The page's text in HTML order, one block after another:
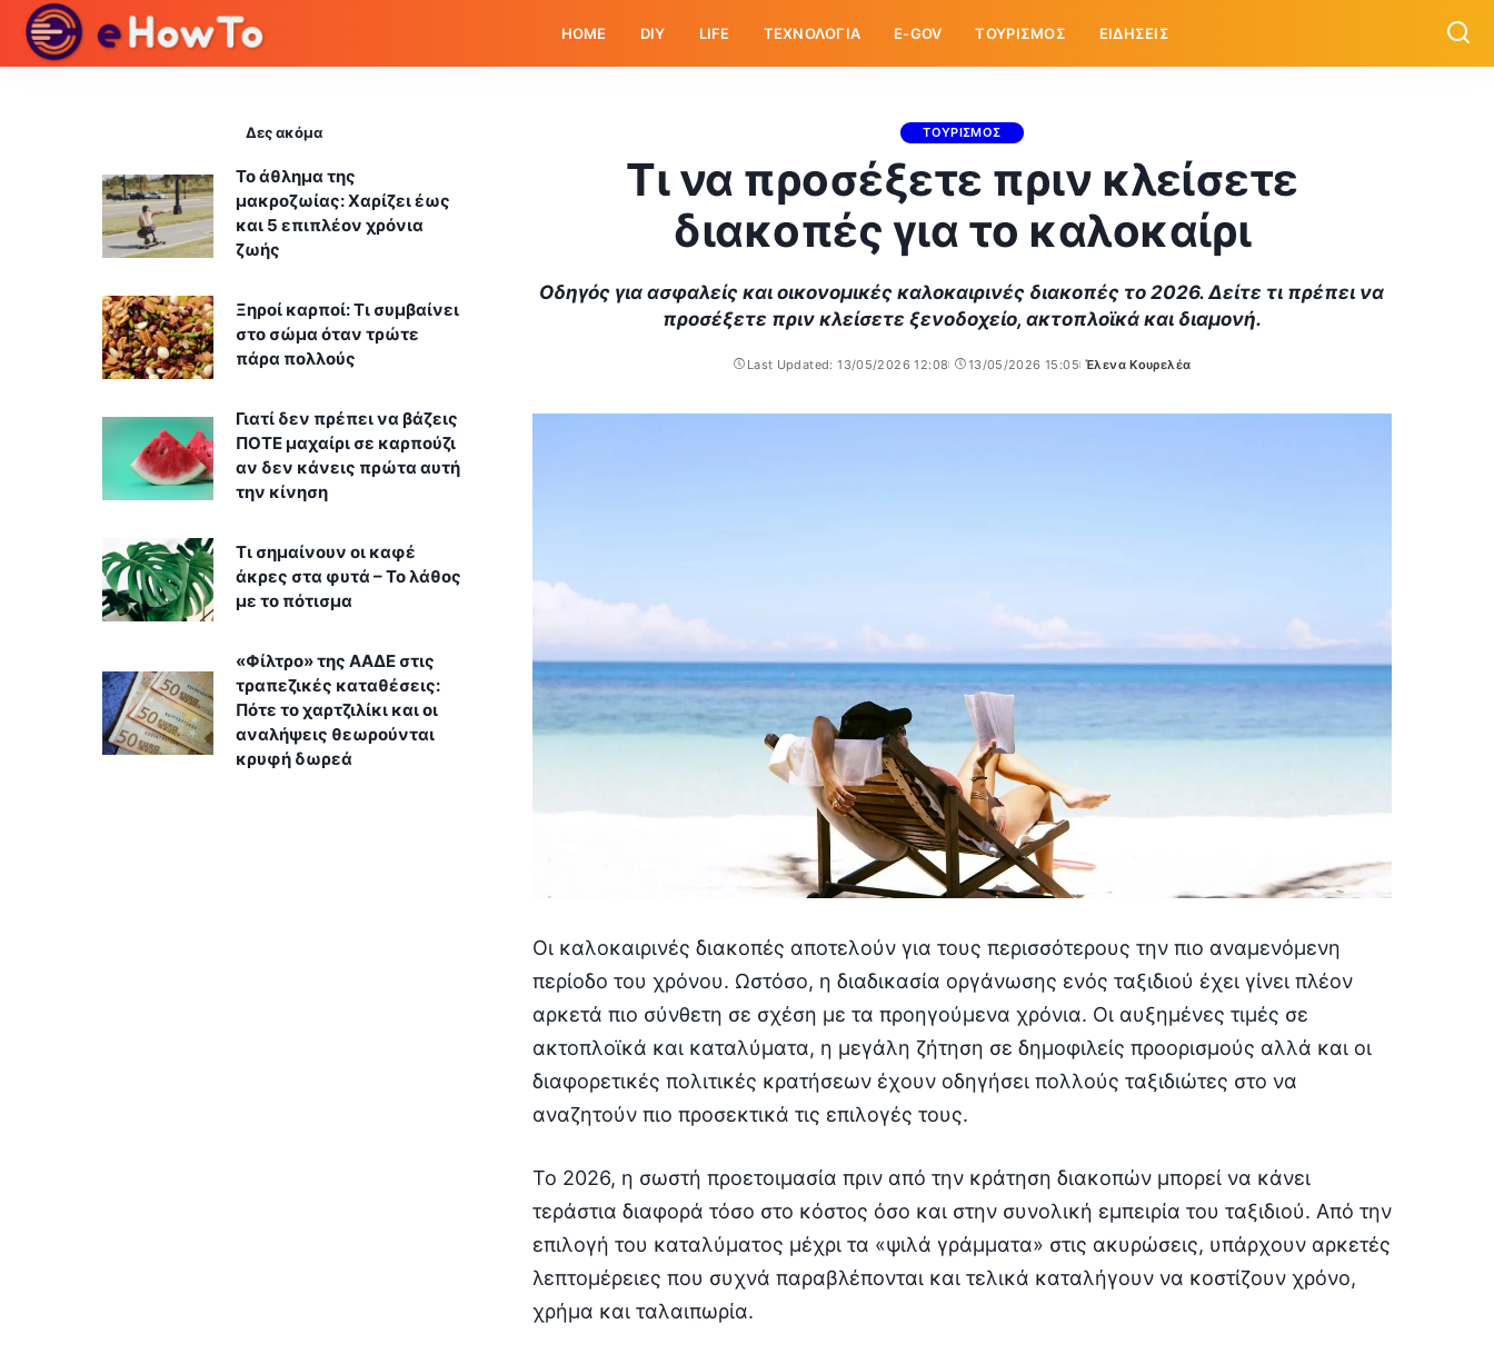
HOME DIY LIFE ΤΕΧΝΟΛΟΓΙΑ E-GOV ΤΟΥΡΙΣΜΟΣ ΕΙΔΗΣΕΙΣ
ΤΟΥΡΙΣΜΟΣ
Τι να προσέξετε πριν κλείσετε
διακοπές για το καλοκαίρι
Οδηγός για ασφαλείς και οικονομικές καλοκαιρινές διακοπές το 2026. Δείτε τι πρέπει να
προσέξετε πριν κλείσετε ξενοδοχείο, ακτοπλοϊκά και διαμονή.
Last Updated: 13/05/2026 12:08 13/05/2026 15:05
Posted
Έλενα Κουρελέα
Οι καλοκαιρινές διακοπές αποτελούν για τους περισσότερους την πιο αναμενόμενη
περίοδο του χρόνου. Ωστόσο, η διαδικασία οργάνωσης ενός ταξιδιού έχει γίνει πλέον
αρκετά πιο σύνθετη σε σχέση με τα προηγούμενα χρόνια. Οι αυξημένες τιμές σε
ακτοπλοϊκά και καταλύματα, η μεγάλη ζήτηση σε δημοφιλείς προορισμούς αλλά και οι
διαφορετικές πολιτικές κρατήσεων έχουν οδηγήσει πολλούς ταξιδιώτες στο να
αναζητούν πιο προσεκτικά τις επιλογές τους.
Το 2026, η σωστή προετοιμασία πριν από την κράτηση διακοπών μπορεί να κάνει
τεράστια διαφορά τόσο στο κόστος όσο και στην συνολική εμπειρία του ταξιδιού. Από την
επιλογή του καταλύματος μέχρι τα «ψιλά γράμματα» στις ακυρώσεις, υπάρχουν αρκετές
λεπτομέρειες που συχνά παραβλέπονται και τελικά καταλήγουν να κοστίζουν χρόνο,
χρήμα και ταλαιπωρία.
Δες ακόμα
Το άθλημα της
μακροζωίας: Χαρίζει έως
και 5 επιπλέον χρόνια
ζωής
Ξηροί καρποί: Τι συμβαίνει
στο σώμα όταν τρώτε
πάρα πολλούς
Γιατί δεν πρέπει να βάζεις
ΠΟΤΕ μαχαίρι σε καρπούζι
αν δεν κάνεις πρώτα αυτή
την κίνηση
Τι σημαίνουν οι καφέ
άκρες στα φυτά – Το λάθος
με το πότισμα
«Φίλτρο» της ΑΑΔΕ στις
τραπεζικές καταθέσεις:
Πότε το χαρτζιλίκι και οι
αναλήψεις θεωρούνται
κρυφή δωρεά